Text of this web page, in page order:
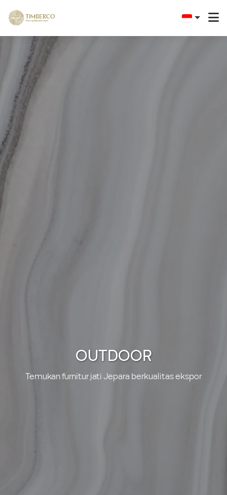
OUTDOOR
Temukan furnitur jati Jepara berkualitas ekspor